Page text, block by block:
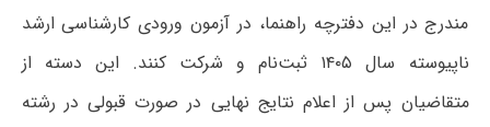
مندرج در این دفترچه راهنما، در آزمون ورودی کارشناسی ارشد
ناپیوسته سال ۱۴۰۵ ثبت‌نام و شرکت کنند. این دسته از
متقاضیان پس از اعلام نتایج نهایی در صورت قبولی در رشته